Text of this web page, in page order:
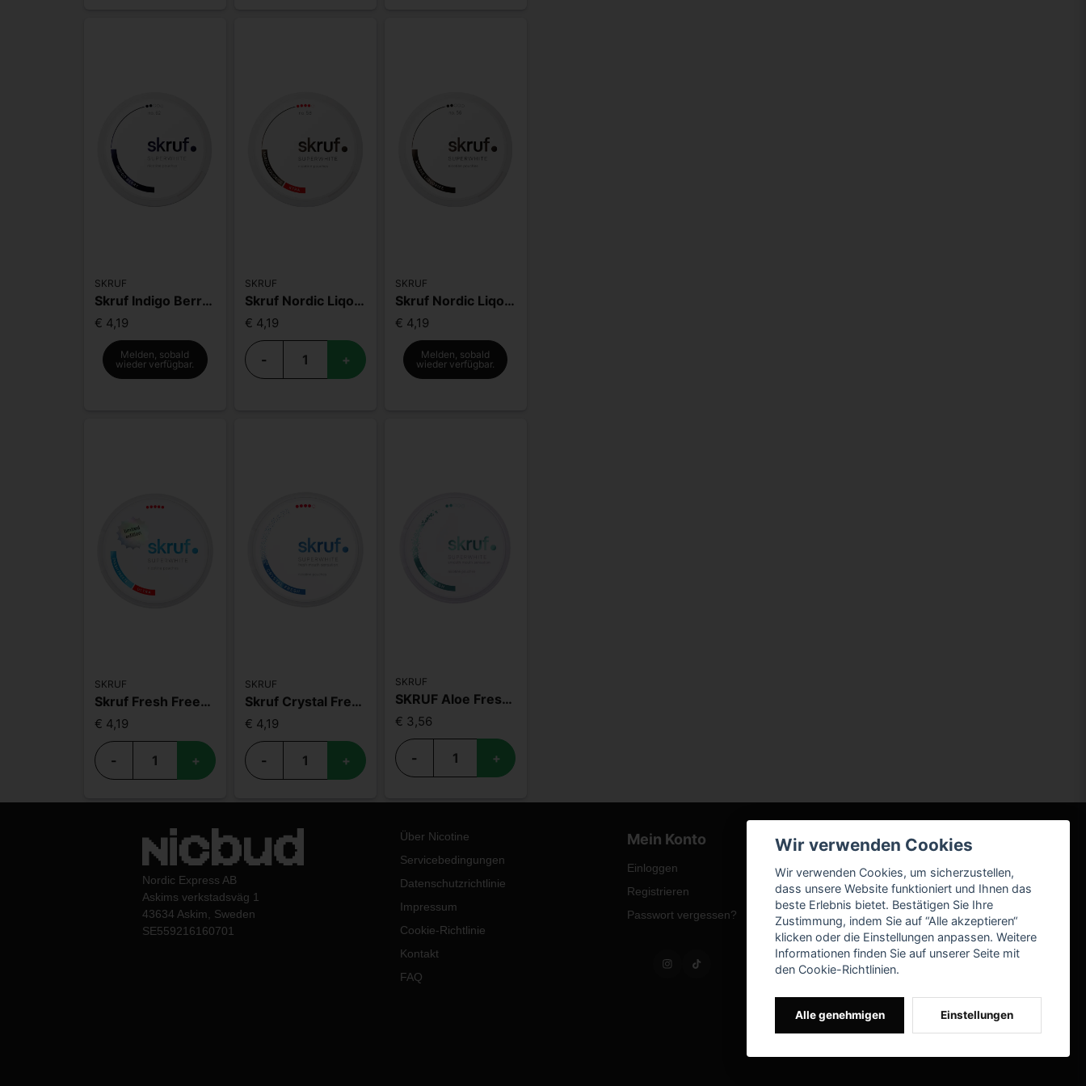
SKRUF
Skruf Indigo Berry S2
€ 4,19
Melden, sobald
wieder verfügbar.
SKRUF
Skruf Nordic Liqourice S4
€ 4,19
- +
SKRUF
Skruf Nordic Liqourice S2
€ 4,19
Melden, sobald
wieder verfügbar.
SKRUF
Skruf Fresh Freeze Ultra limited
€ 4,19
- +
SKRUF
Skruf Crystal Fresh Extra Strong
€ 4,19
- +
SKRUF
SKRUF Aloe Fresh S2
€ 3,56
- +
Nordic Express AB
Askims verkstadsväg 1
43634 Askim, Sweden
SE559216160701
Über Nicotine
Servicebedingungen
Datenschutzrichtlinie
Impressum
Cookie-Richtlinie
Kontakt
FAQ
Mein Konto
Einloggen
Registrieren
Passwort vergessen?
Wir verwenden Cookies
Wir verwenden Cookies, um sicherzustellen,
dass unsere Website funktioniert und Ihnen das
beste Erlebnis bietet. Bestätigen Sie Ihre
Zustimmung, indem Sie auf “Alle akzeptieren“
klicken oder die Einstellungen anpassen. Weitere
Informationen finden Sie auf unserer Seite mit
den Cookie-Richtlinien.
Alle genehmigen Einstellungen